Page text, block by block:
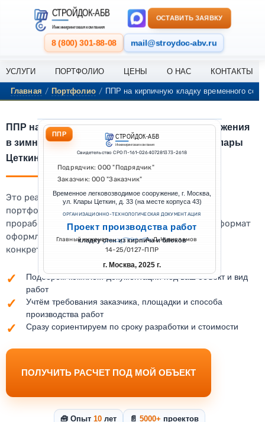
СТРОЙДОК-АБВ
Инжиниринговая компания
8 (800) 301-88-08 mail@stroydoc-abv.ru
ОСТАВИТЬ ЗАЯВКУ
УСЛУГИ ПОРТФОЛИО ЦЕНЫ О НАС КОНТАКТЫ
Главная / Портфолио / ППР на кирпичную кладку временного
СТРОЙДОК-АБВ
Инжиниринговая компания
Свидетельство СРО П-161-026407281373-2618
Подрядчик: ООО "Подрядчик"
Заказчик: ООО "Заказчик"
Временное легковозводимое сооружение, г. Москва,
ул. Клары Цеткин, д. 33 (на месте корпуса 43)
ППР
ОРГАНИЗАЦИОННО-ТЕХНОЛОГИЧЕСКАЯ ДОКУМЕНТАЦИЯ
Проект производства работ
кладку стен из кирпича и блоков
14-25/0127-ППР
Главный инженер А. Д. Нурисламов
г. Москва, 2025 г.
ППР на кирпичную кладку временного сооружения
в зимних условиях по адресу г. Москва, ул. Клары
Цеткин, д. 33
Это реальный выполненный проект из нашего
портфолио. По нему можно оценить уровень
проработки документации, состав материалов и формат
оформления, который мы подготавливаем под
конкретный объект.
Подберём комплект документации под ваш объект и вид
работ
Учтём требования заказчика, площадки и способа
производства работ
Сразу сориентируем по сроку разработки и стоимости
ПОЛУЧИТЬ РАСЧЕТ ПОД МОЙ ОБЪЕКТ
🧰 Опыт 10 лет 📄 5000+ проектов